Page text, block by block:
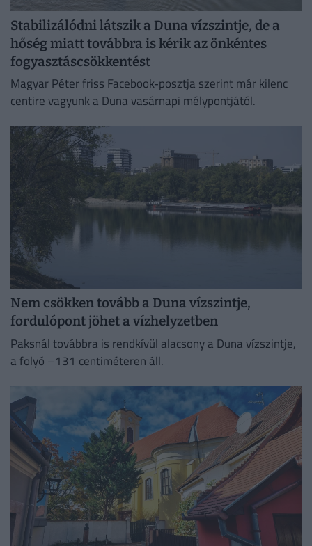
Stabilizálódni látszik a Duna vízszintje, de a
hőség miatt továbbra is kérik az önkéntes
fogyasztáscsökkentést
Magyar Péter friss Facebook‑posztja szerint már kilenc
centire vagyunk a Duna vasárnapi mélypontjától.
Nem csökken tovább a Duna vízszintje,
fordulópont jöhet a vízhelyzetben
Paksnál továbbra is rendkívül alacsony a Duna vízszintje,
a folyó –131 centiméteren áll.